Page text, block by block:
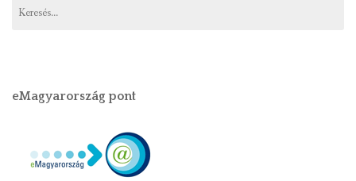
eMagyarország pont